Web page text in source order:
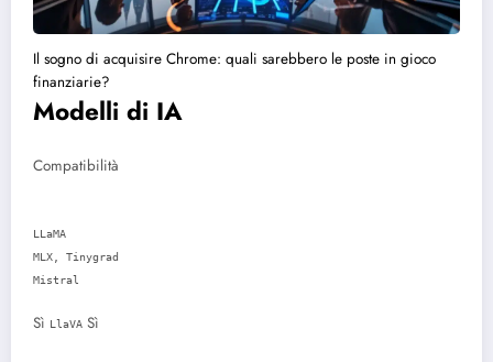
Il sogno di acquisire Chrome: quali sarebbero le poste in gioco
finanziarie?
Modelli di IA
Compatibilità
LLaMA
MLX, Tinygrad
Mistral
Sì LlaVA Sì